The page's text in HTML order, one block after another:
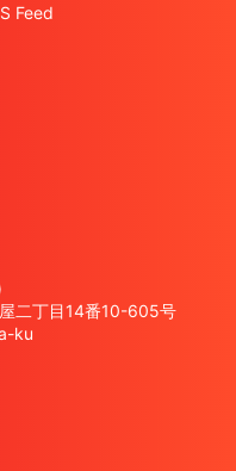
Feed
二丁目14番10-605号
ku